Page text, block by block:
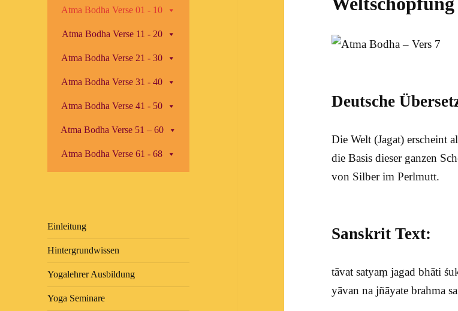
Atma Bodha Verse 01 - 10
Atma Bodha Verse 11 - 20
Atma Bodha Verse 21 - 30
Atma Bodha Verse 31 - 40
Atma Bodha Verse 41 - 50
Atma Bodha Verse 51 – 60
Atma Bodha Verse 61 - 68
Einleitung
Hintergrundwissen
Yogalehrer Ausbildung
Yoga Seminare
Deutsche
Die Welt (Jagat) erscheint
die Basis dieser ganzen
von Silber im Perlmutt.
Sanskrit Text:
tāvat satyaṃ jagad bhāti
yāvan na jñāyate brahma